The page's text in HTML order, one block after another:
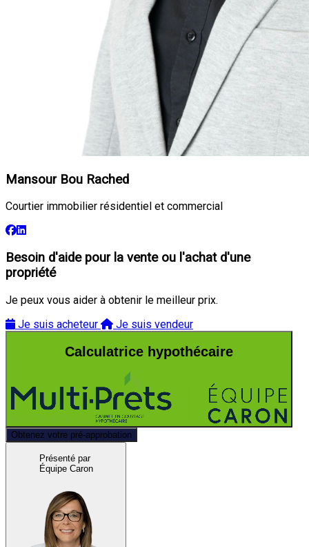
Mansour Bou Rached
Courtier immobilier résidentiel et commercial
Besoin d'aide pour la vente ou l'achat d'une
propriété
Je peux vous aider à obtenir le meilleur prix.
Je suis acheteur
Je suis vendeur
Calculatrice hypothécaire
Obtenez votre pré-approbation
Présenté par
Équipe Caron